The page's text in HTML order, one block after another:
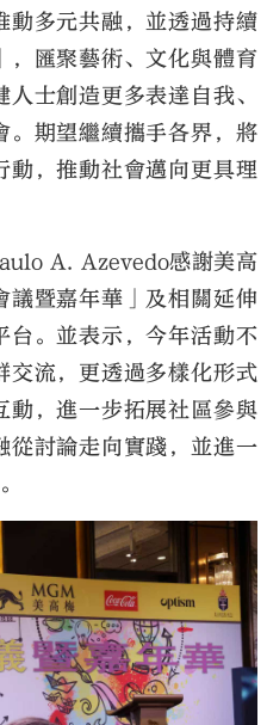
動多元共融，並透過持續
，匯聚藝術、文化與體育
士創造更多表達自我、
。期望繼續攜手各界，將
動，推動社會邁向更具理
A. Azevedo感謝美高
議暨嘉年華」及相關延伸
台。並表示，今年活動不
交流，更透過多樣化形式
動，進一步拓展社區參與
從討論走向實踐，並進一